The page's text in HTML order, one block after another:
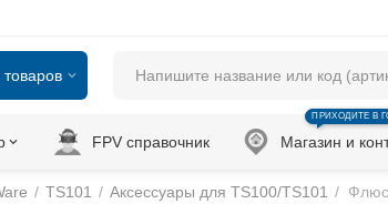
товаров
FPV справочник Магазин и
ПРИХОДИТЕ В
/ TS101 / Аксессуары для TS100/TS101 /